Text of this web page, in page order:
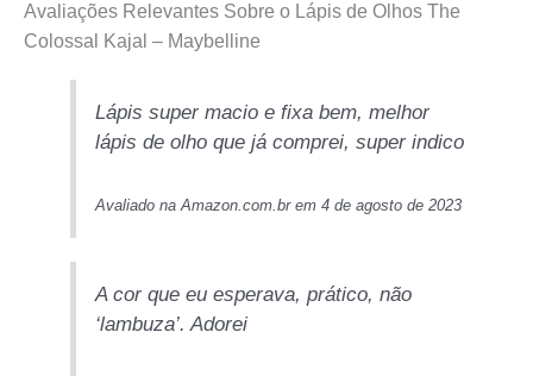
Avaliações Relevantes Sobre o Lápis de Olhos The
Colossal Kajal – Maybelline
Lápis super macio e fixa bem, melhor
lápis de olho que já comprei, super indico
Avaliado na Amazon.com.br em 4 de agosto de 2023
A cor que eu esperava, prático, não
‘lambuza’. Adorei